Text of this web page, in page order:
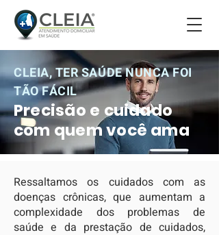
CLEIA, TER SAÚDE NUNCA FOI
TÃO FÁCIL
Precisão e cuidado
com quem você ama
Ressaltamos os cuidados com as
doenças crônicas, que aumentam a
complexidade dos problemas de
saúde e da prestação de cuidados,